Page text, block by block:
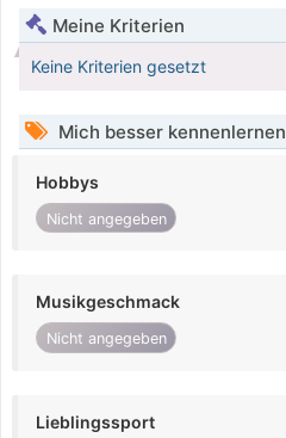
Meine Kriterien
Keine Kriterien gesetzt
Mich besser kennenlernen
Hobbys
Nicht angegeben
Musikgeschmack
Nicht angegeben
Lieblingssport